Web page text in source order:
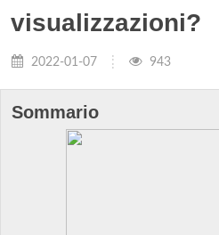
visualizzazioni?
2022-01-07 943
Sommario